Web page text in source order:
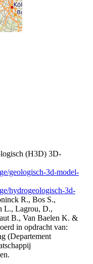
(H3D) 3D-
geologisch-3d-model-
hydrogeologisch-3d-
R., Bos S.,
L., Lagrou, D.,
B., Van Baelen K. &
in opdracht van:
(Departement